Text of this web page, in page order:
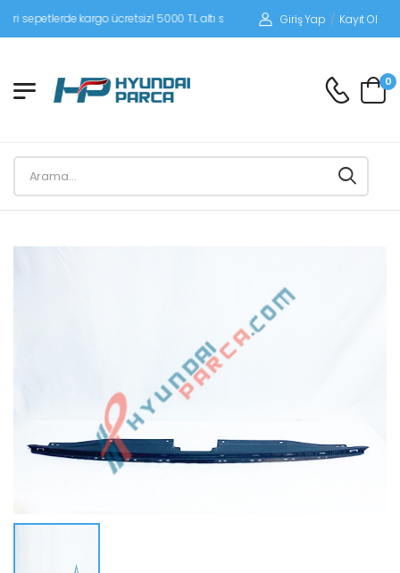
kargo ücretsiz! 5000 TL altı siparişlerinizde siparişleriniz alıcı
Giriş Yap / Kayıt Ol
0